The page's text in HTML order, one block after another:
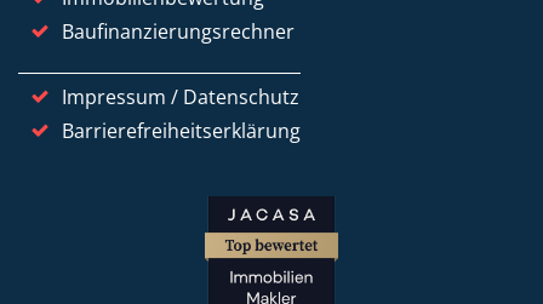
Baufinanzierungsrechner
Impressum / Datenschutz
Barrierefreiheitserklärung